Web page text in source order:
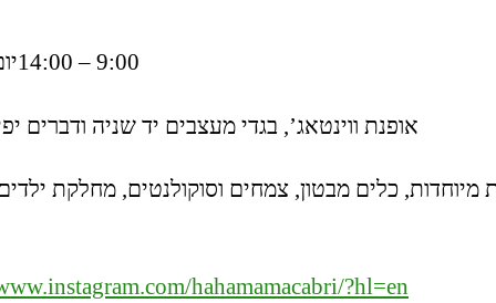
9:00‏ – ‏14:00‏‏
אופנת ווינטאג’, בגדי מעצבים יד שניה ודברים
מיוחדות, כלים מבטון, צמחים וסוקולנטים, מחלקת
hahamamacabri/?hl=en